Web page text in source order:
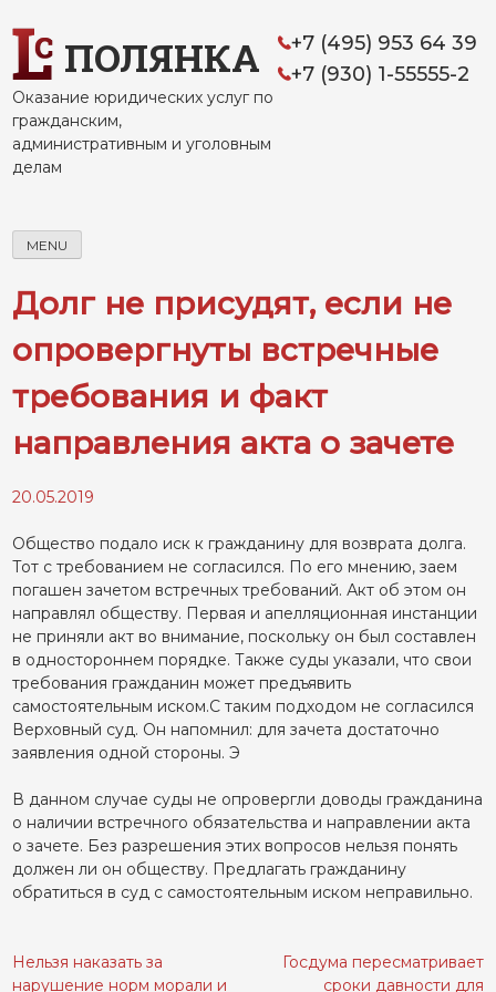
to
contentПОЛЯНКА
Оказание юридических услуг по
гражданским,
административным и уголовным
делам
+7 (495) 953 64 39
+7 (930) 1-55555-2
MENU
Долг не присудят, если не
опровергнуты встречные
требования и факт
направления акта о зачете
20.05.2019
Общество подало иск к гражданину для возврата долга.
Тот с требованием не согласился. По его мнению, заем
погашен зачетом встречных требований. Акт об этом он
направлял обществу. Первая и апелляционная инстанции
не приняли акт во внимание, поскольку он был составлен
в одностороннем порядке. Также суды указали, что свои
требования гражданин может предъявить
самостоятельным иском.С таким подходом не согласился
Верховный суд. Он напомнил: для зачета достаточно
заявления одной стороны. Э
В данном случае суды не опровергли доводы гражданина
о наличии встречного обязательства и направлении акта
о зачете. Без разрешения этих вопросов нельзя понять
должен ли он обществу. Предлагать гражданину
обратиться в суд с самостоятельным иском неправильно.
Навигация
Нельзя наказать за
нарушение норм морали и
Госдума пересматривает
сроки давности для